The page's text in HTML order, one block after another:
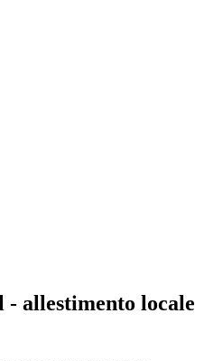
allestimento locale